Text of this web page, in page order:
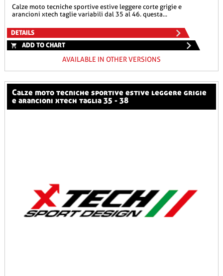
calze moto tecniche sportive estive leggere corte grigie e
arancioni xtech taglie variabili dal 35 al 46. questa...
DETAILS
ADD TO CHART
AVAILABLE IN OTHER VERSIONS
calze moto tecniche sportive estive leggere grigie
e arancioni xtech taglia 35 - 38